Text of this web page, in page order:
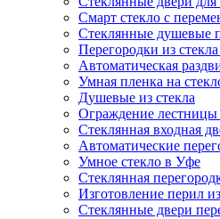
Смарт стекло с
Стеклянные душевые
Перегородки из
Автоматическая
Умная пленка на
Душевые из стекла
Ограждение лестницы
Стеклянная входная
Автоматические
Умное стекло в Уфе
Стеклянная
Изготовление перил
Стеклянные двери